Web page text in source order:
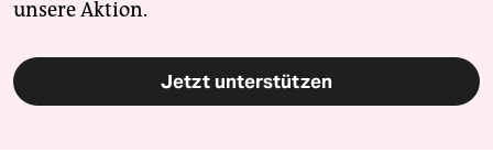
unsere Aktion.
Jetzt unterstützen